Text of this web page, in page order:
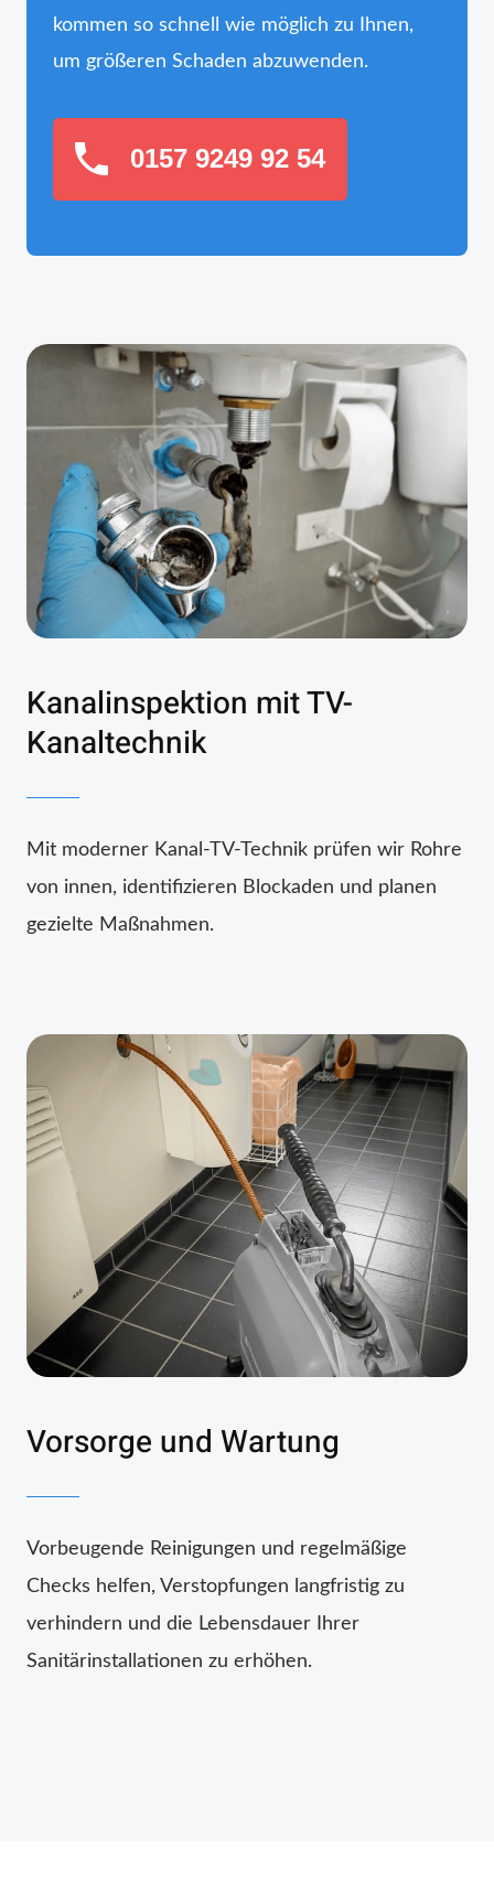
kommen so schnell wie möglich zu Ihnen,
um größeren Schaden abzuwenden.
0157 9249 92 54
Kanalinspektion mit TV-
Kanaltechnik
Mit moderner Kanal-TV-Technik prüfen wir Rohre
von innen, identifizieren Blockaden und planen
gezielte Maßnahmen.
Vorsorge und Wartung
Vorbeugende Reinigungen und regelmäßige
Checks helfen, Verstopfungen langfristig zu
verhindern und die Lebensdauer Ihrer
Sanitärinstallationen zu erhöhen.